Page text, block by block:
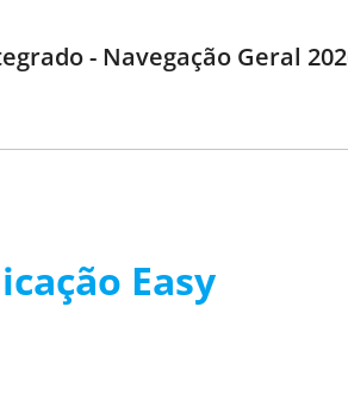
- Navegação Geral
Easy